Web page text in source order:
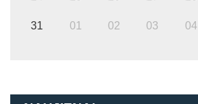
31 01 02 03 04